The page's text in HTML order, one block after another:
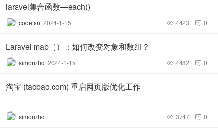
尚在探索中的VR和AR，脑机接口能带给元宇宙的体验将是
革命性的。
目前环境下的游戏中，玩家角色的大多数动作都是预设的
（比如攻击、跳跃、抓取物品等等）。玩家通过按键触发这
动作都只能一成不变。
而脑机接口用意念控制游戏，可能实现更自由的操作。玩家
在元宇宙中可以凭借自己的意志自由地活动身体的每一个部
laravel集合函数—each()
codefan 2024-1-15  0
 4423
Laravel map（）：如何改变对象和数组？
simonzhd 2024-1-15  0
 4482
淘宝 (taobao.com) 重启网页版优化工作
simonzhd  0
 3747